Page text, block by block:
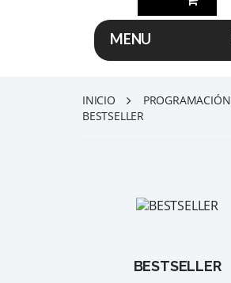
INICIO
PROGRAMACIÓN
BESTSELLER
BESTSELLER